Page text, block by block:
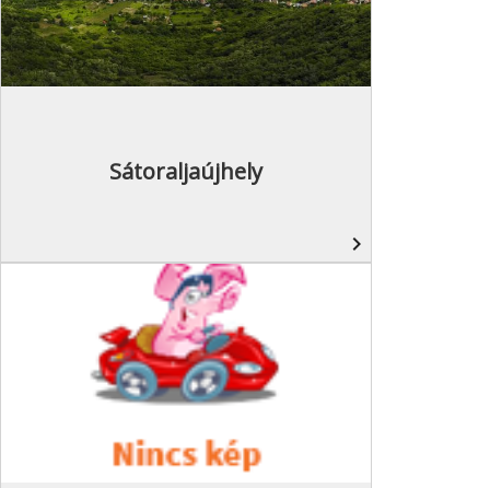
Sátoraljaújhely
navigate_next